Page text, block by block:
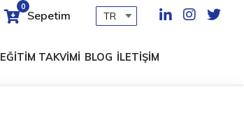
0
Sepetim
EĞİTİM TAKVİMİ BLOG İLETİŞİM